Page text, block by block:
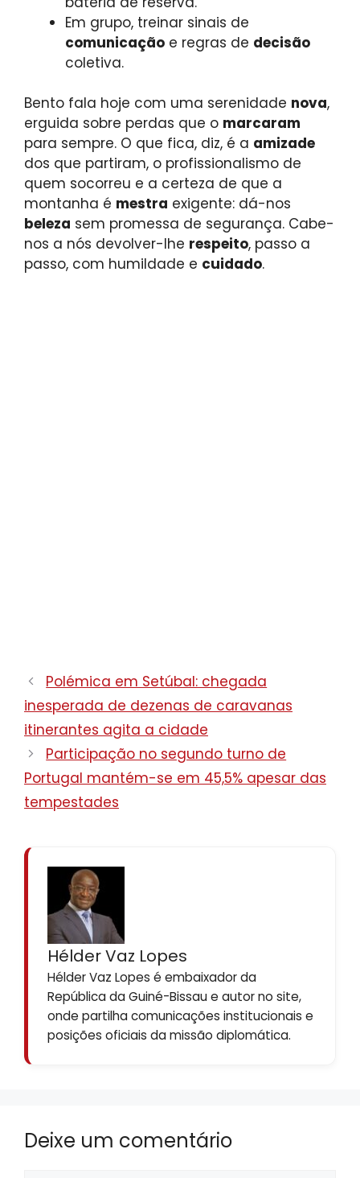
Em grupo, treinar sinais de
comunicação e regras de decisão
coletiva.
Bento fala hoje com uma serenidade nova,
erguida sobre perdas que o marcaram
para sempre. O que fica, diz, é a amizade
dos que partiram, o profissionalismo de
quem socorreu e a certeza de que a
montanha é mestra exigente: dá-nos
beleza sem promessa de segurança. Cabe-
nos a nós devolver-lhe respeito, passo a
passo, com humildade e cuidado.
Polémica em Setúbal: chegada
inesperada de dezenas de caravanas
itinerantes agita a cidade
Participação no segundo turno de
Portugal mantém-se em 45,5% apesar das
tempestades
Hélder Vaz Lopes
Hélder Vaz Lopes é embaixador da
República da Guiné-Bissau e autor no site,
onde partilha comunicações institucionais e
posições oficiais da missão diplomática.
Deixe um comentário